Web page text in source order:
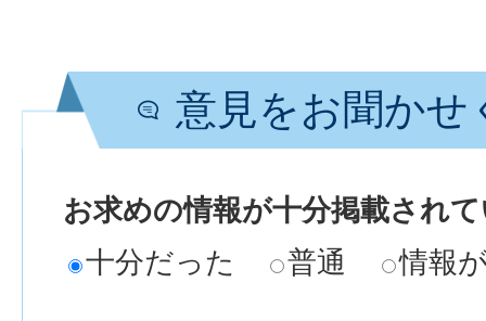
意見をお聞かせ
お求めの情報が十分掲載され
十分だった
普通 情報